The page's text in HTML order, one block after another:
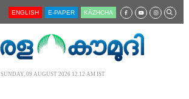
ENGLISH E-PAPER KĀZHCHA
SUNDAY, 09 AUGUST 2026 12.12 AM IST